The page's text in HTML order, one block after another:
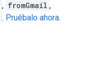
, fromGmail ,
. Pruébalo ahora.